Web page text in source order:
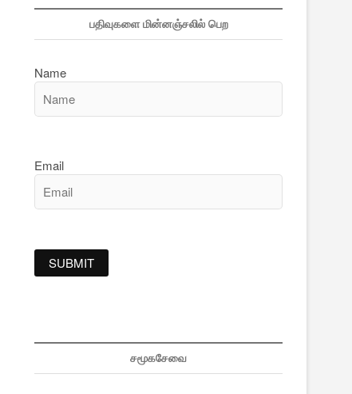
பதிவுகளை மின்னஞ்சலில் பெற
Name
Email
சமூகசேவை